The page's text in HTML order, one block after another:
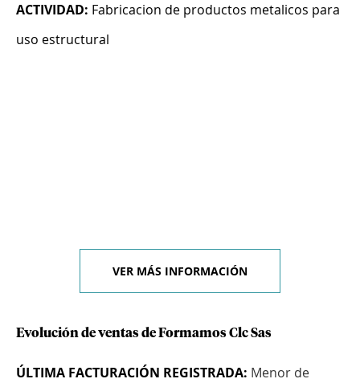
ACTIVIDAD: Fabricacion de productos metalicos para
uso estructural
VER MÁS INFORMACIÓN
Evolución de ventas de Formamos Clc Sas
ÚLTIMA FACTURACIÓN REGISTRADA: Menor de